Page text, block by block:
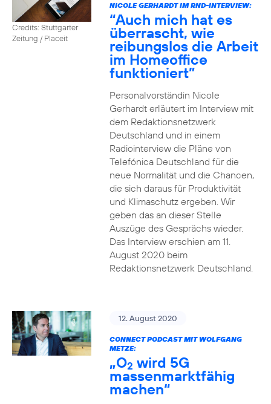
Credits: Stuttgarter
Zeitung / Placeit
NICOLE GERHARDT IM RND-INTERVIEW:
“Auch mich hat es
überrascht, wie
reibungslos die Arbeit
im Homeoffice
funktioniert”
Personalvorständin Nicole
Gerhardt erläutert im Interview mit
dem Redaktionsnetzwerk
Deutschland und in einem
Radiointerview die Pläne von
Telefónica Deutschland für die
neue Normalität und die Chancen,
die sich daraus für Produktivität
und Klimaschutz ergeben. Wir
geben das an dieser Stelle
Auszüge des Gesprächs wieder.
Das Interview erschien am 11.
August 2020 beim
Redaktionsnetzwerk Deutschland.
12. August 2020
CONNECT PODCAST MIT WOLFGANG
METZE:
„O2 wird 5G
massenmarktfähig
machen“